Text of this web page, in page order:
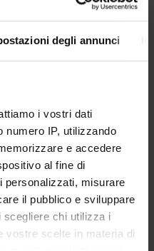
degli annunci
i vostri dati
numero IP, utilizzando
e accedere
al fine di
personalizzati, misurare
il pubblico e sviluppare
chi utilizza i
vostre scelte in materia di
trattate con metodi
strumento per valutare le
di resistenza allo stress.
dal Dipartimento